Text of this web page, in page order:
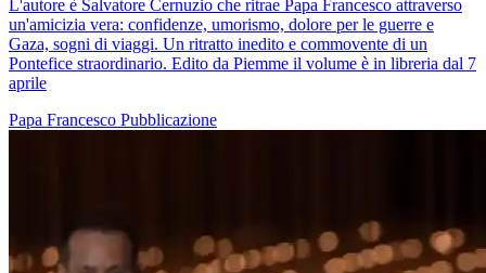
L'autore è Salvatore Cernuzio che ritrae Papa Francesco attraverso
un'amicizia vera: confidenze, umorismo, dolore per le guerre e
Gaza, sogni di viaggi. Un ritratto inedito e commovente di un
Pontefice straordinario. Edito da Piemme il volume è in libreria dal 7
aprile
Papa Francesco Pubblicazione